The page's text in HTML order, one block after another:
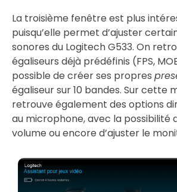
La troisième fenêtre est plus
puisqu’elle permet d’ajuster
sonores du Logitech G533. On
égaliseurs déjà prédéfinis (FPS,
possible de créer ses propres
égaliseur sur 10 bandes. Sur cette
retrouve également des options
au microphone, avec la possibilité
volume ou encore d’ajuster le